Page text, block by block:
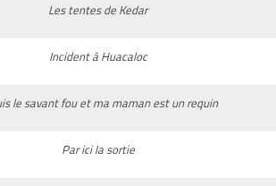
Les tentes de Kedar
Incident à Huacaloc
le savant fou et ma maman est un requin
Par ici la sortie